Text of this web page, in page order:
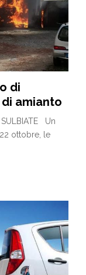
di
amianto
SULBIATE Un
ottobre, le